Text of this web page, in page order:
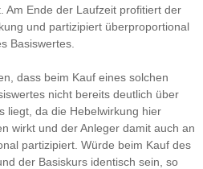
Am Ende der Laufzeit profitiert der
und partizipiert überproportional
Basiswertes.
dass beim Kauf eines solchen
nicht bereits deutlich über
liegt, da die Hebelwirkung hier
wirkt und der Anleger damit auch an
partizipiert. Würde beim Kauf des
der Basiskurs identisch sein, so